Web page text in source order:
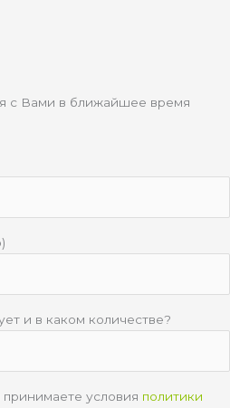
с Вами в ближайшее время
и в каком количестве?
условия политики